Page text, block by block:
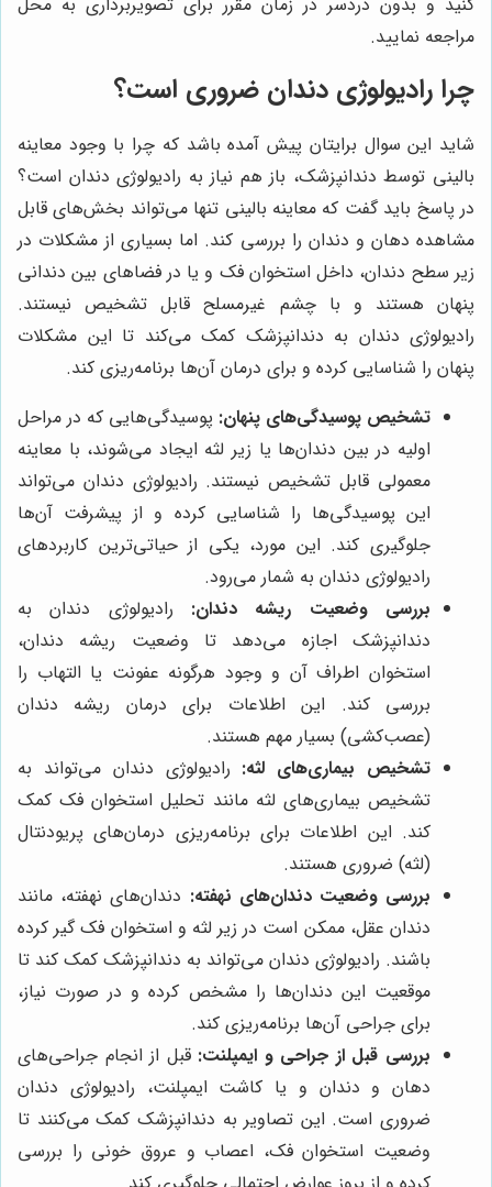
مراجعه نمایید.
چرا رادیولوژی دندان ضروری است؟
شاید این سوال برایتان پیش آمده باشد که چرا با وجود معاینه
بالینی توسط دندانپزشک، باز هم نیاز به رادیولوژی دندان است؟
در پاسخ باید گفت که معاینه بالینی تنها می‌تواند بخش‌های قابل
مشاهده دهان و دندان را بررسی کند. اما بسیاری از مشکلات در
زیر سطح دندان، داخل استخوان فک و یا در فضاهای بین دندانی
پنهان هستند و با چشم غیرمسلح قابل تشخیص نیستند.
رادیولوژی دندان به دندانپزشک کمک می‌کند تا این مشکلات
پنهان را شناسایی کرده و برای درمان آن‌ها برنامه‌ریزی کند.
تشخیص پوسیدگی‌های پنهان: پوسیدگی‌هایی که در مراحل
اولیه در بین دندان‌ها یا زیر لثه ایجاد می‌شوند، با معاینه
معمولی قابل تشخیص نیستند. رادیولوژی دندان می‌تواند
این پوسیدگی‌ها را شناسایی کرده و از پیشرفت آن‌ها
جلوگیری کند. این مورد، یکی از حیاتی‌ترین کاربردهای
رادیولوژی دندان به شمار می‌رود.
بررسی وضعیت ریشه دندان: رادیولوژی دندان به
دندانپزشک اجازه می‌دهد تا وضعیت ریشه دندان،
استخوان اطراف آن و وجود هرگونه عفونت یا التهاب را
بررسی کند. این اطلاعات برای درمان ریشه دندان
(عصب‌کشی) بسیار مهم هستند.
تشخیص بیماری‌های لثه: رادیولوژی دندان می‌تواند به
تشخیص بیماری‌های لثه مانند تحلیل استخوان فک کمک
کند. این اطلاعات برای برنامه‌ریزی درمان‌های پریودنتال
(لثه) ضروری هستند.
بررسی وضعیت دندان‌های نهفته: دندان‌های نهفته، مانند
دندان عقل، ممکن است در زیر لثه و استخوان فک گیر کرده
باشند. رادیولوژی دندان می‌تواند به دندانپزشک کمک کند تا
موقعیت این دندان‌ها را مشخص کرده و در صورت نیاز،
برای جراحی آن‌ها برنامه‌ریزی کند.
بررسی قبل از جراحی و ایمپلنت: قبل از انجام جراحی‌های
دهان و دندان و یا کاشت ایمپلنت، رادیولوژی دندان
ضروری است. این تصاویر به دندانپزشک کمک می‌کنند تا
وضعیت استخوان فک، اعصاب و عروق خونی را بررسی